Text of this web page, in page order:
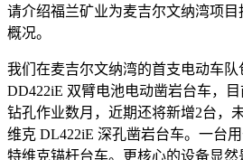
请介绍福兰矿业为麦吉尔文纳湾项
概况。
我们在麦吉尔文纳湾的首支电动车
DD422iE 双臂电池电动凿岩台车，
钻孔作业数月，近期还将新增2台，
维克 DL422iE 深孔凿岩台车。一台
特维克锚杆台车。更核心的设备显然